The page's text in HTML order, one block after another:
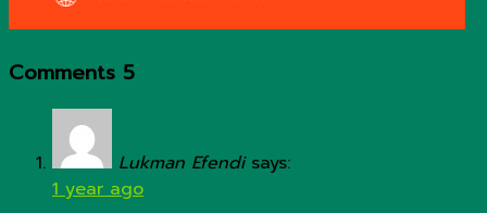
Comments 5
Lukman Efendi says:
1 year ago